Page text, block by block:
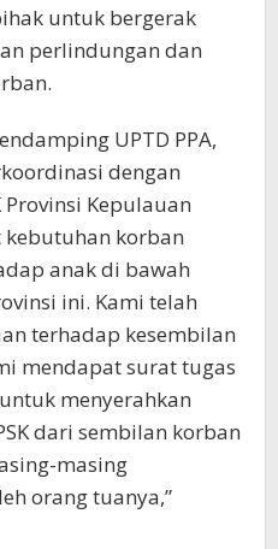
untuk bergerak
perlindungan dan
UPTD PPA,
dengan
Provinsi Kepulauan
korban
anak di bawah
ini. Kami telah
terhadap kesembilan
mendapat surat tugas
menyerahkan
dari sembilan korban
masing
orang tuanya,”